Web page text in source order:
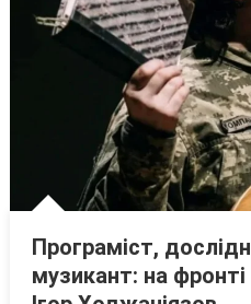
Програміст,
музикант: на фронті